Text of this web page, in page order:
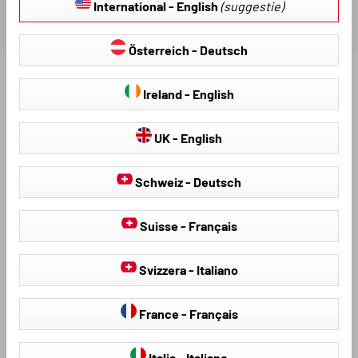
Ontdek meer producten voor uw voertuig:
Stoelhoezen &
Stoelbekleding
hagelschermhoezen
International - English (suggestie)
Österreich - Deutsch
Ireland - English
UK - English
Schweiz - Deutsch
Suisse - Français
Svizzera - Italiano
France - Français